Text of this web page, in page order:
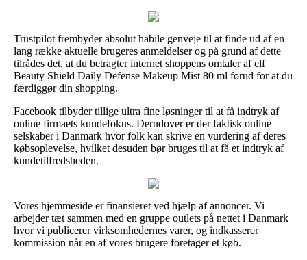
Trustpilot frembyder absolut habile genveje til at finde ud af en
lang række aktuelle brugeres anmeldelser og på grund af dette
tilrådes det, at du betragter internet shoppens omtaler af elf
Beauty Shield Daily Defense Makeup Mist 80 ml forud for at du
færdiggør din shopping.
Facebook tilbyder tillige ultra fine løsninger til at få indtryk af
online firmaets kundefokus. Derudover er der faktisk online
selskaber i Danmark hvor folk kan skrive en vurdering af deres
købsoplevelse, hvilket desuden bør bruges til at få et indtryk af
kundetilfredsheden.
Vores hjemmeside er finansieret ved hjælp af annoncer. Vi
arbejder tæt sammen med en gruppe outlets på nettet i Danmark
hvor vi publicerer virksomhedernes varer, og indkasserer
kommission når en af vores brugere foretager et køb.